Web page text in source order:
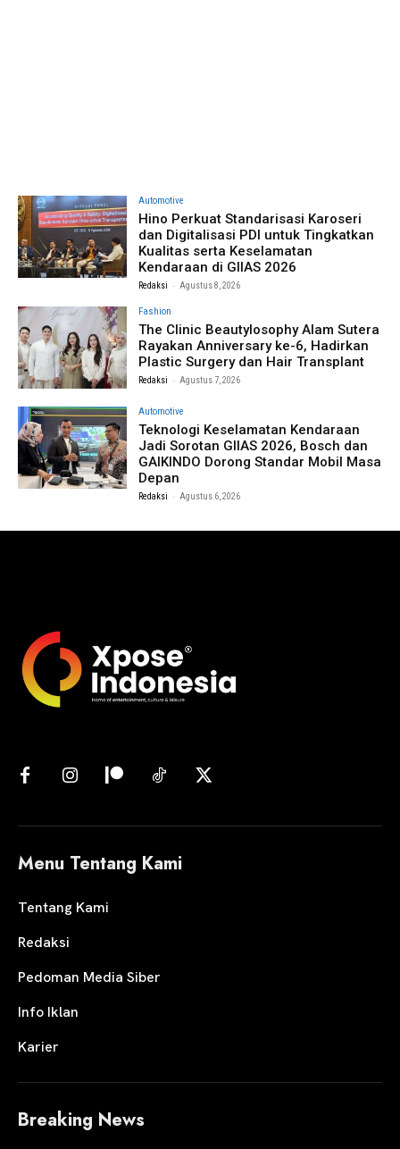
Automotive
Hino Perkuat Standarisasi Karoseri
dan Digitalisasi PDI untuk Tingkatkan
Kualitas serta Keselamatan
Kendaraan di GIIAS 2026
Redaksi - Agustus 8, 2026
Fashion
The Clinic Beautylosophy Alam Sutera
Rayakan Anniversary ke-6, Hadirkan
Plastic Surgery dan Hair Transplant
Redaksi - Agustus 7, 2026
Automotive
Teknologi Keselamatan Kendaraan
Jadi Sorotan GIIAS 2026, Bosch dan
GAIKINDO Dorong Standar Mobil Masa
Depan
Redaksi - Agustus 6, 2026
Menu Tentang Kami
Tentang Kami
Redaksi
Pedoman Media Siber
Info Iklan
Karier
Breaking News